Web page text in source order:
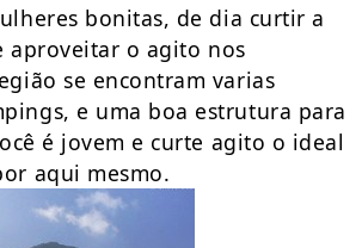
bonitas, de dia curtir a
aproveitar o agito nos
se encontram varias
e uma boa estrutura para
é jovem e curte agito o ideal
aqui mesmo.